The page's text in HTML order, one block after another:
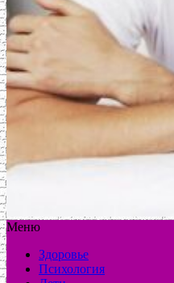
Меню
Здоровье
Психология